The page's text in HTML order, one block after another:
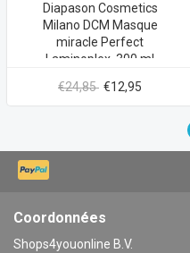
Diapason Cosmetics
Milano DCM Masque
miracle Perfect
Laminoplex, 300 ml
€24,85 €12,95
Coordonnées
Shops4youonline B.V.